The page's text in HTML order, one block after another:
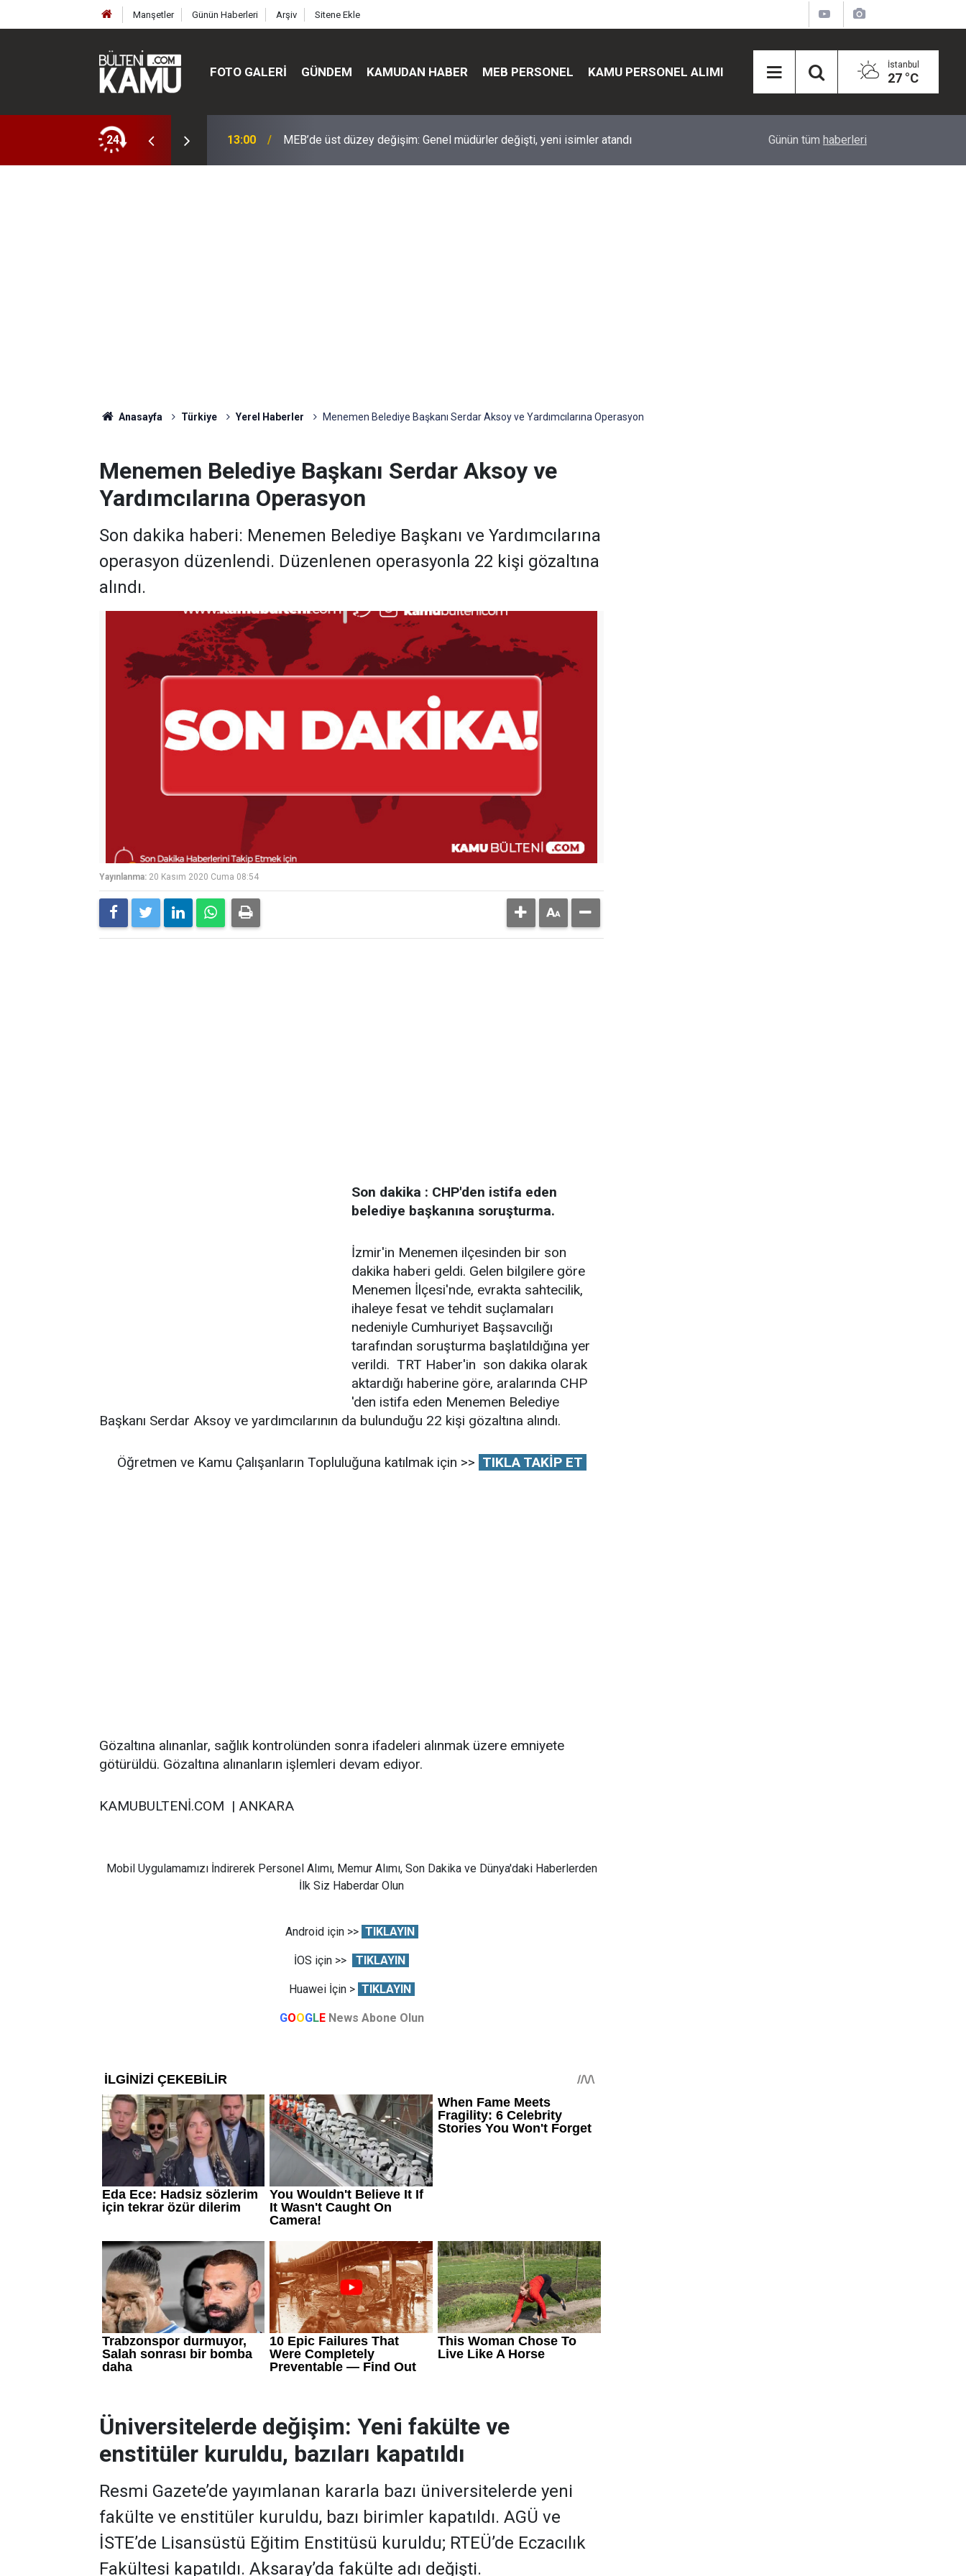
Manşetler Günün Haberleri Arşiv Sitene Ekle
FOTO GALERI GÜNDEM KAMUDAN HABER MEB PERSONEL KAMU PERSONEL ALIMI İstanbul
27 °C
24
ve enstitüler kuruldu, bazıları kapatıldı 13:00 MEB’de üst düzey değişim: Genel müdürler değişti, yeni isimler atandı Eğiti Bir Sen'den Kadınlar İçin Olay Teklif:
Günün tüm haberleri
Anasayfa Türkiye Yerel Haberler Menemen Belediye Başkanı Serdar Aksoy ve Yardımcılarına Operasyon
Menemen Belediye Başkanı Serdar Aksoy ve
Yardımcılarına Operasyon
Son dakika haberi: Menemen Belediye Başkanı ve Yardımcılarına
operasyon düzenlendi. Düzenlenen operasyonla 22 kişi gözaltına
alındı.
Yayınlanma: 20 Kasım 2020 Cuma 08:54
Son dakika : CHP'den istifa eden
belediye başkanına soruşturma.
İzmir'in Menemen ilçesinden bir son
dakika haberi geldi. Gelen bilgilere göre
Menemen İlçesi'nde, evrakta sahtecilik,
ihaleye fesat ve tehdit suçlamaları
nedeniyle Cumhuriyet Başsavcılığı
tarafından soruşturma başlatıldığına yer
verildi. TRT Haber'in son dakika olarak
aktardığı haberine göre, aralarında CHP
'den istifa eden Menemen Belediye
Başkanı Serdar Aksoy ve yardımcılarının da bulunduğu 22 kişi gözaltına alındı.
Öğretmen ve Kamu Çalışanların Topluluğuna katılmak için >> TIKLA TAKİP ET
Gözaltına alınanlar, sağlık kontrolünden sonra ifadeleri alınmak üzere emniyete
götürüldü. Gözaltına alınanların işlemleri devam ediyor.
KAMUBULTENİ.COM | ANKARA
Mobil Uygulamamızı İndirerek Personel Alımı, Memur Alımı, Son Dakika ve Dünya'daki Haberlerden
İlk Siz Haberdar Olun
Android için >> TIKLAYIN
İOS için >> TIKLAYIN
Huawei İçin > TIKLAYIN
GOOGLE News Abone Olun
Üniversitelerde değişim: Yeni fakülte ve
enstitüler kuruldu, bazıları kapatıldı
Resmi Gazete’de yayımlanan kararla bazı üniversitelerde yeni
fakülte ve enstitüler kuruldu, bazı birimler kapatıldı. AGÜ ve
İSTE’de Lisansüstü Eğitim Enstitüsü kuruldu; RTEÜ’de Eczacılık
Fakültesi kapatıldı. Aksaray’da fakülte adı değişti.